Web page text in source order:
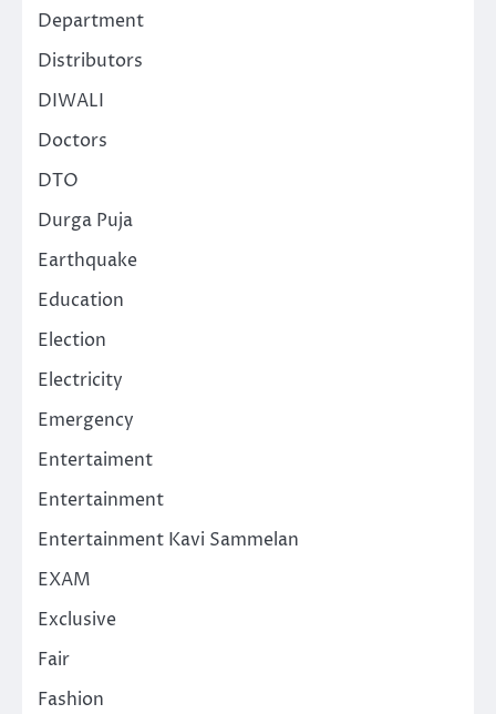
Department
Distributors
DIWALI
Doctors
DTO
Durga Puja
Earthquake
Education
Election
Electricity
Emergency
Entertaiment
Entertainment
Entertainment Kavi Sammelan
EXAM
Exclusive
Fair
Fashion